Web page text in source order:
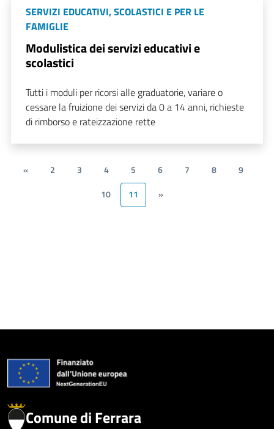
SERVIZI EDUCATIVI, SCOLASTICI E PER LE
FAMIGLIE
Modulistica dei servizi educativi e
scolastici
Tutti i moduli per ricorsi alle graduatorie, variare o
cessare la fruizione dei servizi da 0 a 14 anni, richieste
di rimborso e rateizzazione rette
« 2 3 4 5 6 7 8
9
10
11 »
Comune di Ferrara